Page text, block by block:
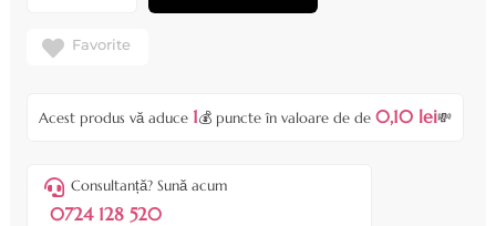
Favorite
Acest produs vă aduce 1💰 puncte în valoare de de 0,10 lei💸
Consultanță? Sună acum
0724 128 520